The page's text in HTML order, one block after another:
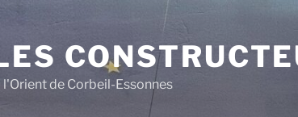
l'Orient de Corbeil-Essonnes